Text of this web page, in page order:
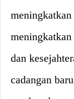
dan
cadangan